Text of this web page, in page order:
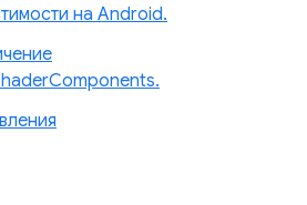
на Android.